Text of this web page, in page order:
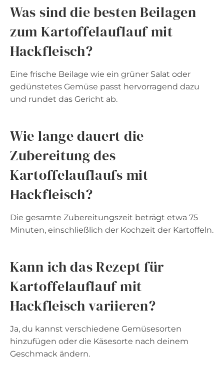
Was sind die besten Beilagen
zum Kartoffelauflauf mit
Hackfleisch?
Eine frische Beilage wie ein grüner Salat oder
gedünstetes Gemüse passt hervorragend dazu
und rundet das Gericht ab.
Wie lange dauert die
Zubereitung des
Kartoffelauflaufs mit
Hackfleisch?
Die gesamte Zubereitungszeit beträgt etwa 75
Minuten, einschließlich der Kochzeit der Kartoffeln.
Kann ich das Rezept für
Kartoffelauflauf mit
Hackfleisch variieren?
Ja, du kannst verschiedene Gemüsesorten
hinzufügen oder die Käsesorte nach deinem
Geschmack ändern.